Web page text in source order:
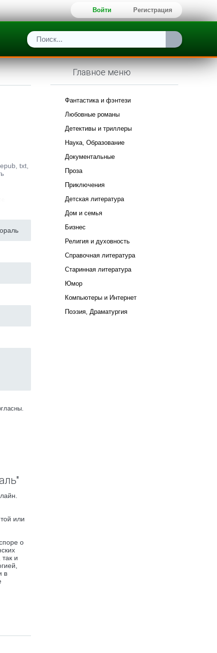
Войти Регистрация
txt,
или
о
и
в
Главное меню
Фантастика и фэнтези
Любовные романы
Детективы и триллеры
Наука, Образование
Документальные
Проза
Приключения
Детская литература
Дом и семья
Бизнес
Религия и духовность
Справочная литература
Старинная литература
Юмор
Компьютеры и Интернет
Поэзия, Драматургия